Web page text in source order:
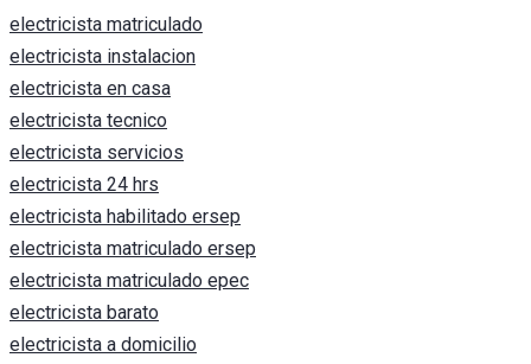
electricista matriculado
electricista instalacion
electricista en casa
electricista tecnico
electricista servicios
electricista 24 hrs
electricista habilitado ersep
electricista matriculado ersep
electricista matriculado epec
electricista barato
electricista a domicilio